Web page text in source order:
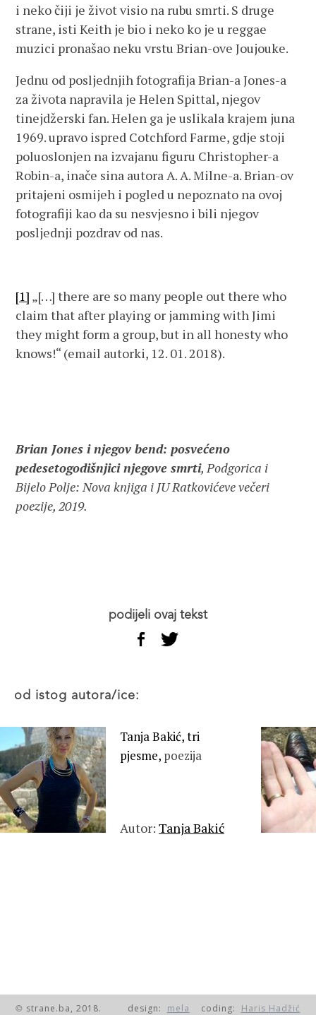
i neko čiji je život visio na rubu smrti. S druge
strane, isti Keith je bio i neko ko je u reggae
muzici pronašao neku vrstu Brian-ove Joujouke.
Jednu od posljednjih fotografija Brian-a Jones-a
za života napravila je Helen Spittal, njegov
tinejdžerski fan. Helen ga je uslikala krajem juna
1969. upravo ispred Cotchford Farme, gdje stoji
poluoslonjen na izvajanu figuru Christopher-a
Robin-a, inače sina autora A. A. Milne-a. Brian-ov
pritajeni osmijeh i pogled u nepoznato na ovoj
fotografiji kao da su nesvjesno i bili njegov
posljednji pozdrav od nas.
[1] „[…] there are so many people out there who
claim that after playing or jamming with Jimi
they might form a group, but in all honesty who
knows!“ (email autorki, 12. 01. 2018).
Brian Jones i njegov bend: posvećeno
pedesetogodišnjici njegove smrti, Podgorica i
Bijelo Polje: Nova knjiga i JU Ratkovićeve večeri
poezije, 2019.
podijeli ovaj tekst
od istog autora/ice:
Tanja Bakić, tri
pjesme, poezija
Autor: Tanja Bakić
© strane.ba, 2018. design: mela coding: Haris Hadžić